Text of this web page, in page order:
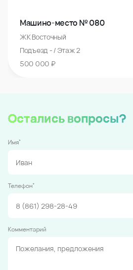
Машино-место № 080
ЖК Восточный
Подъезд - / Этаж 2
500 000 ₽
Остались вопросы?
Имя*
Телефон*
Комментарий